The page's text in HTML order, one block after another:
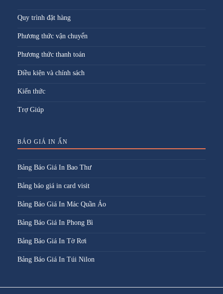
Quy trình đặt hàng
Phương thức vận chuyển
Phương thức thanh toán
Điều kiện và chính sách
Kiến thức
Trợ Giúp
BÁO GIÁ IN ẤN
Bảng Báo Giá In Bao Thư
Bảng báo giá in card visit
Bảng Báo Giá In Mác Quần Áo
Bảng Báo Giá In Phong Bì
Bảng Báo Giá In Tờ Rơi
Bảng Báo Giá In Túi Nilon